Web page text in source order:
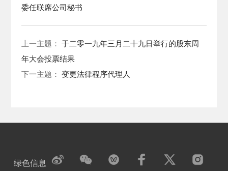
委任联席公司秘书
上一主题：于二零一九年三月二十九日举行的股东周
年大会投票结果
下一主题：变更法律程序代理人
绿色信息